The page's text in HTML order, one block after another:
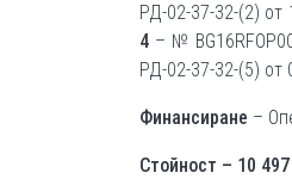
РД-02-37-32-(2) от
4 – №
РД-02-37-32-(5) от
Финансиране –
Стойност – 10